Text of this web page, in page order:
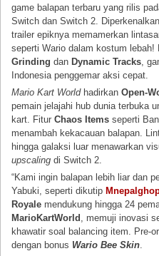
game balapan terbaru yang rilis
Switch dan Switch 2.
trailer epiknya memamerkan
seperti Wario dalam kostum lebah!
Grinding dan Dynamic Tracks ,
Indonesia penggemar aksi cepat.
Mario Kart WorldhadirkanOpen-
pemain jelajahi hub dunia terbuka
kart. FiturChaos Items seperti
menambah kekacauan balapan.
hingga galaksi luar menawarkan
upscaling di Switch 2.
“Kami ingin balapan lebih liar dan
Yabuki, seperti dikutip
Royale mendukung hingga 24
MarioKartWorld , memuji inovasi
khawatir soal balancing item. Pre-
dengan bonus Wario Bee Skin.